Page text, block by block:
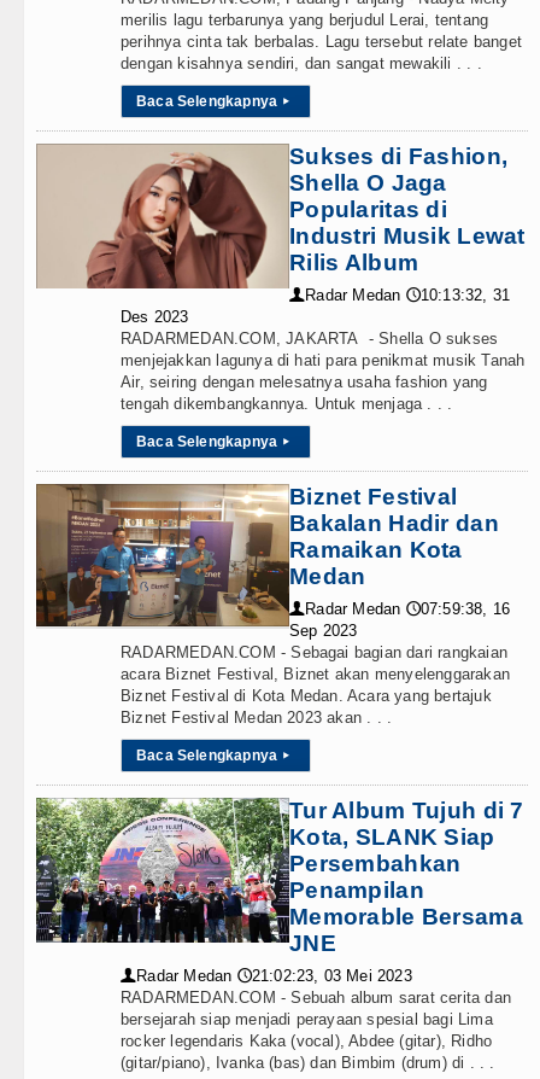
merilis lagu terbarunya yang berjudul Lerai, tentang
perihnya cinta tak berbalas. Lagu tersebut relate banget
dengan kisahnya sendiri, dan sangat mewakili . . .
Baca Selengkapnya ▸
Sukses di Fashion,
Shella O Jaga
Popularitas di
Industri Musik Lewat
Rilis Album
👤 Radar Medan 🕔10:13:32, 31
Des 2023
RADARMEDAN.COM, JAKARTA - Shella O sukses
menjejakkan lagunya di hati para penikmat musik Tanah
Air, seiring dengan melesatnya usaha fashion yang
tengah dikembangkannya. Untuk menjaga . . .
Baca Selengkapnya ▸
Biznet Festival
Bakalan Hadir dan
Ramaikan Kota
Medan
👤 Radar Medan 🕔07:59:38, 16
Sep 2023
RADARMEDAN.COM - Sebagai bagian dari rangkaian
acara Biznet Festival, Biznet akan menyelenggarakan
Biznet Festival di Kota Medan. Acara yang bertajuk
Biznet Festival Medan 2023 akan . . .
Baca Selengkapnya ▸
Tur Album Tujuh di 7
Kota, SLANK Siap
Persembahkan
Penampilan
Memorable Bersama
JNE
👤 Radar Medan 🕔21:02:23, 03 Mei 2023
RADARMEDAN.COM - Sebuah album sarat cerita dan
bersejarah siap menjadi perayaan spesial bagi Lima
rocker legendaris Kaka (vocal), Abdee (gitar), Ridho
(gitar/piano), Ivanka (bas) dan Bimbim (drum) di . . .